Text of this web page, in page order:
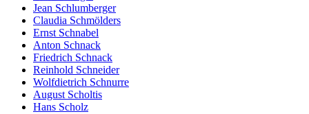
Jean Schlumberger
Claudia Schmölders
Ernst Schnabel
Anton Schnack
Friedrich Schnack
Reinhold Schneider
Wolfdietrich Schnurre
August Scholtis
Hans Scholz